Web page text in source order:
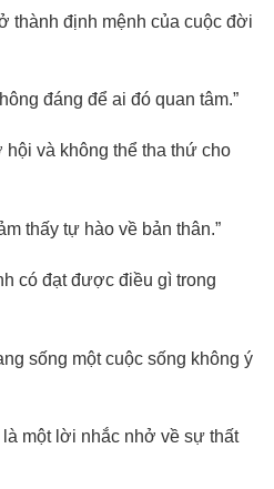
thành định mệnh của cuộc đời
đáng để ai đó quan tâm.”
và không thể tha thứ cho
thấy tự hào về bản thân.”
có đạt được điều gì trong
sống một cuộc sống không ý
một lời nhắc nhở về sự thất